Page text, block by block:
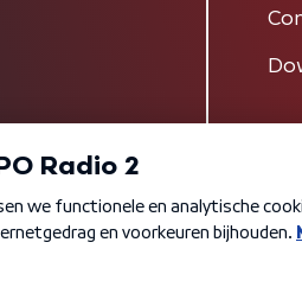
Privacybeleid